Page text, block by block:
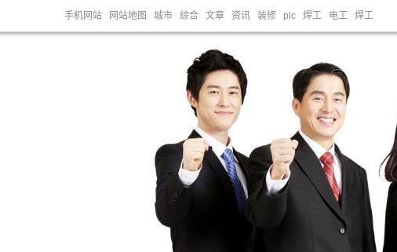
手机网站 网站地图 城市 综合 文章 资讯 装修 plc 焊工 电工 焊工
课程有电脑维修培训，电脑维修培训，电脑维修培训，欢迎全国各地学员来我校学习电脑维修技术。学